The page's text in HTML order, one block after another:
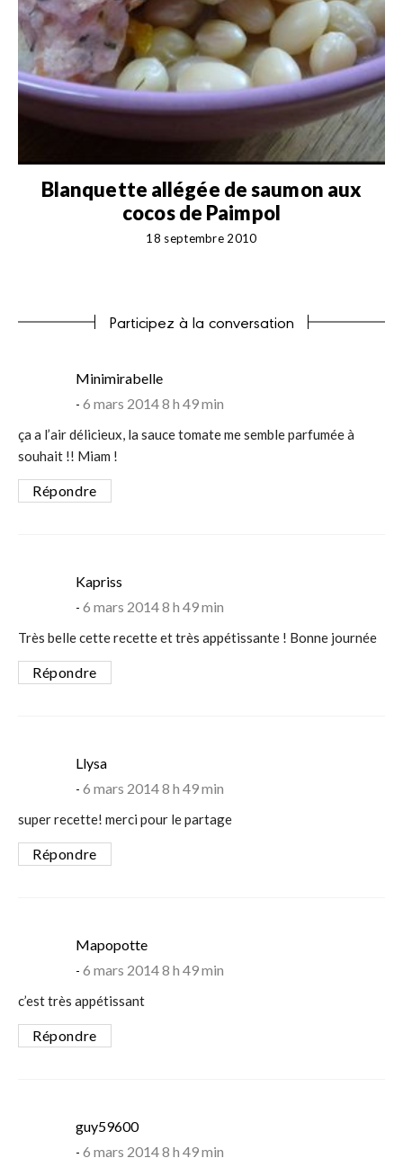
Blanquette allégée de saumon aux
cocos de Paimpol
18 septembre 2010
Participez à la conversation
Minimirabellesays:
6 mars 2014 8 h 49 min
ça a l’air délicieux, la sauce tomate me semble parfumée à
souhait !! Miam !
Répondre
Kapriss
6 mars 2014 8 h 49 min
Très belle cette recette et très appétissante ! Bonne journée
Répondre
Llysasays:
6 mars 2014 8 h 49 min
super recette! merci pour le partage
Répondre
Mapopottesays:
6 mars 2014 8 h 49 min
c’est très appétissant
Répondre
guy59600says:
6 mars 2014 8 h 49 min